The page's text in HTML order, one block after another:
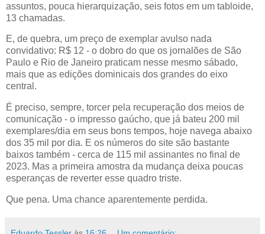
assuntos, pouca hierarquização, seis fotos em um tabloide,
13 chamadas.
E, de quebra, um preço de exemplar avulso nada
convidativo: R$ 12 - o dobro do que os jornalões de São
Paulo e Rio de Janeiro praticam nesse mesmo sábado,
mais que as edições dominicais dos grandes do eixo
central.
É preciso, sempre, torcer pela recuperação dos meios de
comunicação - o impresso gaúcho, que já bateu 200 mil
exemplares/dia em seus bons tempos, hoje navega abaixo
dos 35 mil por dia. E os números do site são bastante
baixos também - cerca de 115 mil assinantes no final de
2023. Mas a primeira amostra da mudança deixa poucas
esperanças de reverter esse quadro triste.
Que pena. Uma chance aparentemente perdida.